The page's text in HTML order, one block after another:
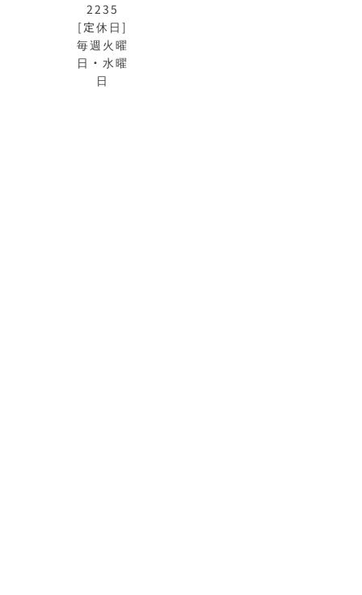
2235
[定休日]
毎週火曜
日・水曜
日